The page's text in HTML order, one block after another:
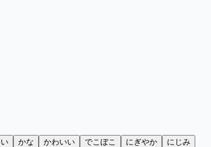
かな かわいい でこぼこ にぎやか
にじみ